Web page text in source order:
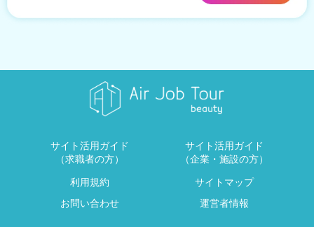
サイト活用ガイド
（求職者の方）
サイト活用ガイド
（企業・施設の方）
利用規約
サイトマップ
お問い合わせ
運営者情報